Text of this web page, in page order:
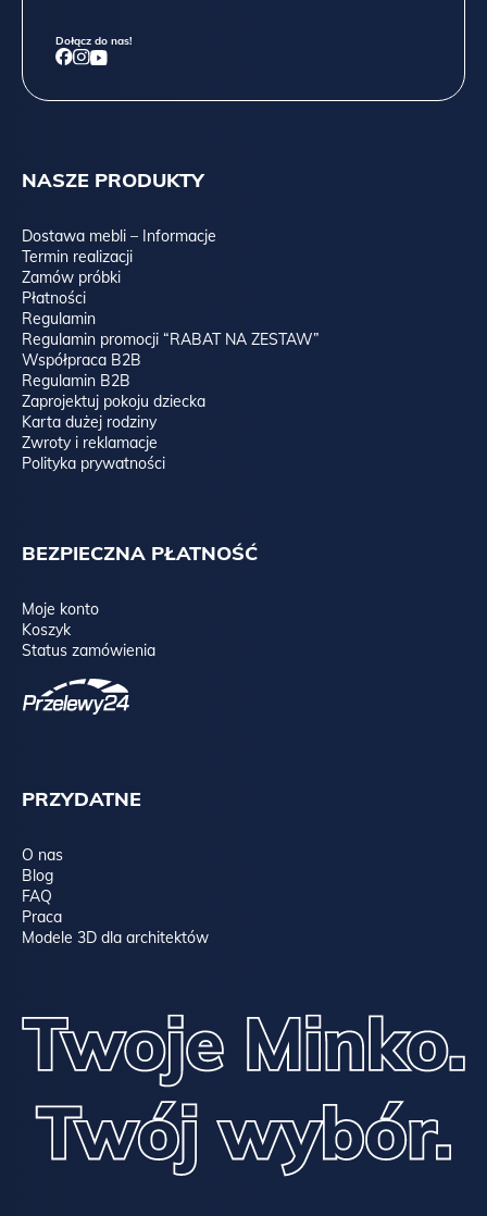
NASZE PRODUKTY
Dostawa mebli – Informacje
Termin realizacji
Zamów próbki
Płatności
Regulamin
Regulamin promocji “RABAT NA ZESTAW”
Współpraca B2B
Regulamin B2B
Zaprojektuj pokoju dziecka
Karta dużej rodziny
Zwroty i reklamacje
Polityka prywatności
BEZPIECZNA PŁATNOŚĆ
Moje konto
Koszyk
Status zamówienia
PRZYDATNE
O nas
Blog
FAQ
Praca
Modele 3D dla architektów
Dołącz do nas!